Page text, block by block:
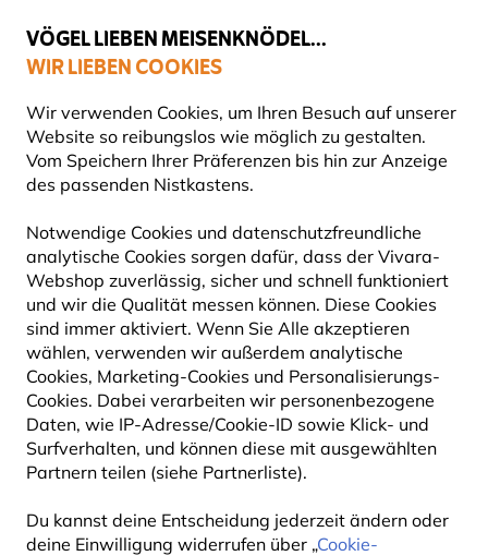
VÖGEL LIEBEN MEISENKNÖDEL...
WIR LIEBEN COOKIES
Wir verwenden Cookies, um Ihren Besuch auf unserer
Website so reibungslos wie möglich zu gestalten.
Vom Speichern Ihrer Präferenzen bis hin zur Anzeige
des passenden Nistkastens.
Notwendige Cookies und datenschutzfreundliche
analytische Cookies sorgen dafür, dass der Vivara-
Webshop zuverlässig, sicher und schnell funktioniert
und wir die Qualität messen können. Diese Cookies
sind immer aktiviert. Wenn Sie Alle akzeptieren
wählen, verwenden wir außerdem analytische
Cookies, Marketing-Cookies und Personalisierungs-
Cookies. Dabei verarbeiten wir personenbezogene
Daten, wie IP-Adresse/Cookie-ID sowie Klick- und
Surfverhalten, und können diese mit ausgewählten
Partnern teilen (siehe Partnerliste).
Du kannst deine Entscheidung jederzeit ändern oder
deine Einwilligung widerrufen über „Cookie-
Top-bewertet in 11 Ländern
Vogelfutter Getrocknete Mehlwürmer für Vögel
10% RABATT